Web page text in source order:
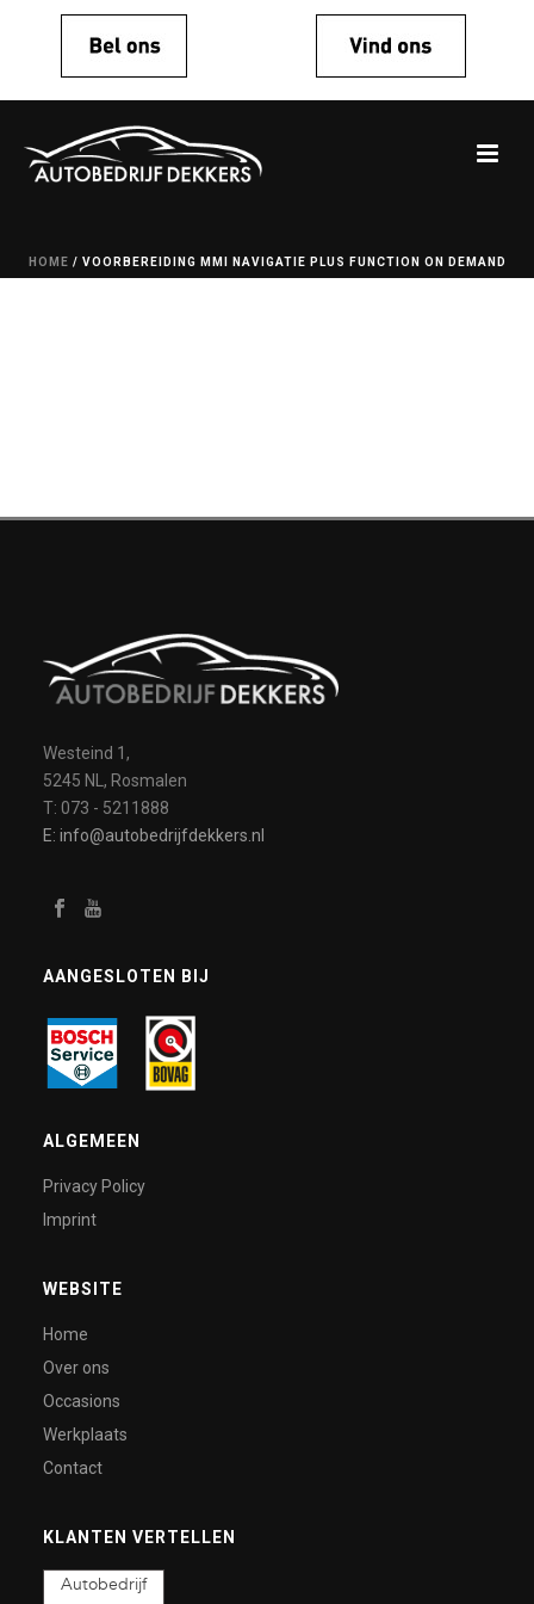
HOME / VOORBEREIDING MMI NAVIGATIE PLUS FUNCTION ON DEMAND
Westeind 1,
5245 NL, Rosmalen
T: 073 - 5211888
E: info@autobedrijfdekkers.nl
AANGESLOTEN BIJ
ALGEMEEN
Privacy Policy
Imprint
WEBSITE
Home
Over ons
Occasions
Werkplaats
Contact
KLANTEN VERTELLEN
Autobedrijf